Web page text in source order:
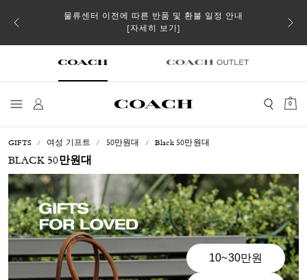
스트
물류센터 이전에 따른 반품 및 환불 일정 안내
[자세히 보기]
일부
0
GIFTS 여성 기프트 50만원대 Black 50만원대
BLACK 50만원대
10~30만원